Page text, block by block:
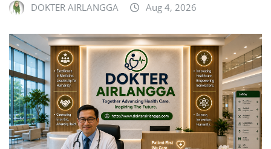
DOKTER AIRLANGGA Aug 4, 2026